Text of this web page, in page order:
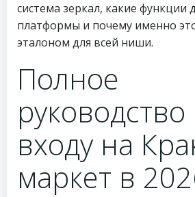
система зеркал, какие функции
платформы и почему именно
эталоном для всей ниши.
Полное
входу на
маркет в